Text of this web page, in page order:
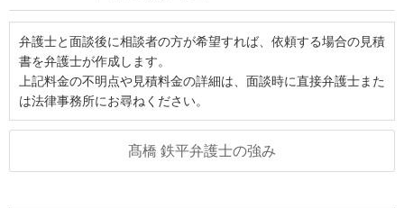
弁護士と面談後に相談者の方が希望すれば、依頼する場合の見積
書を弁護士が作成します。
上記料金の不明点や見積料金の詳細は、面談時に直接弁護士また
は法律事務所にお尋ねください。
髙橋 鉄平弁護士の強み